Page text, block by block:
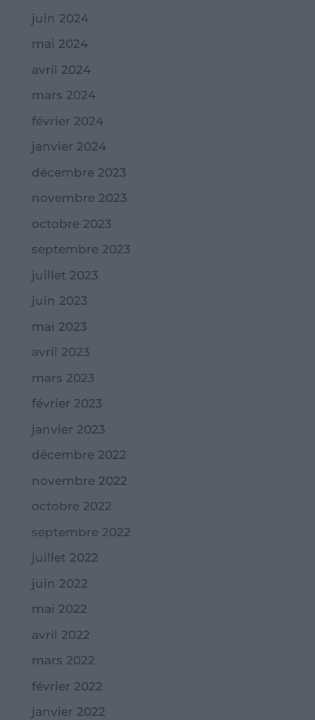
juin 2024
mai 2024
avril 2024
mars 2024
février 2024
janvier 2024
décembre 2023
novembre 2023
octobre 2023
septembre 2023
juillet 2023
juin 2023
mai 2023
avril 2023
mars 2023
février 2023
janvier 2023
décembre 2022
novembre 2022
octobre 2022
septembre 2022
juillet 2022
juin 2022
mai 2022
avril 2022
mars 2022
février 2022
janvier 2022